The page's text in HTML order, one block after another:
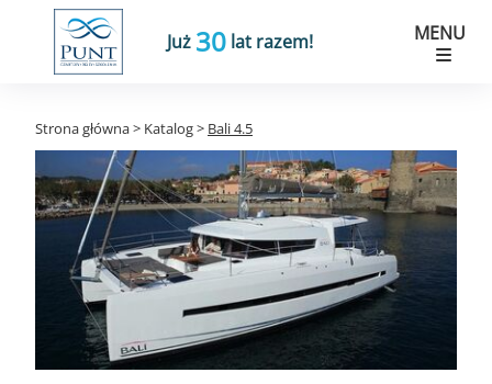
Już 30 lat razem! MENU
Strona główna> Katalog> Bali 4.5